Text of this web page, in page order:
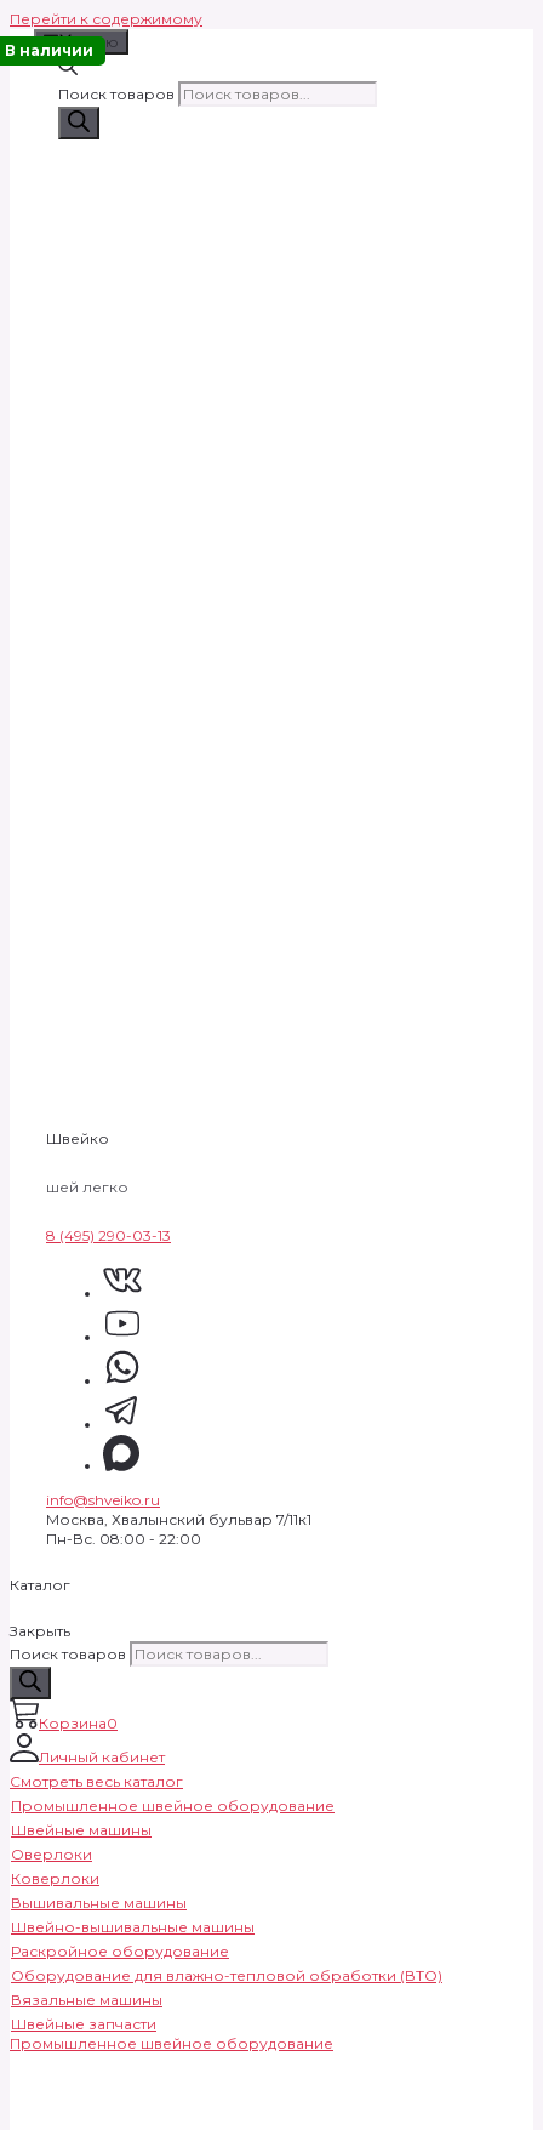
Перейти к содержимому
Меню
Поиск товаров
Швейко
шей легко
8 (495) 290-03-13
info@shveiko.ru
Москва, Хвалынский бульвар 7/11к1
Пн-Вс. 08:00 - 22:00
Каталог
Закрыть
Поиск товаров
Корзина0
Личный кабинет
Смотреть весь каталог
Промышленное швейное оборудование
Швейные машины
Оверлоки
Коверлоки
Вышивальные машины
Швейно-вышивальные машины
Раскройное оборудование
Оборудование для влажно-тепловой обработки (ВТО)
Вязальные машины
Швейные запчасти
Промышленное швейное оборудование
В наличии